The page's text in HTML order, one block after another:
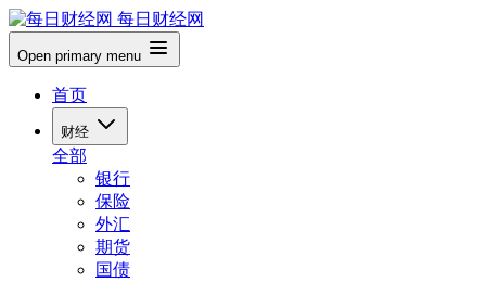
每日财经网
Open primary menu
首页
财经
全部
银行
保险
外汇
期货
国债